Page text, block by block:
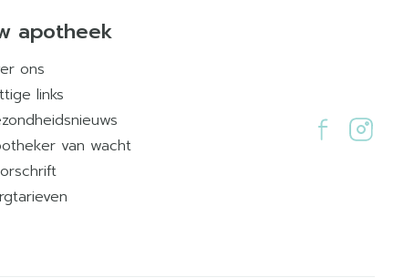
apotheek
ons
links
van wacht